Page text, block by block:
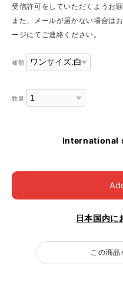
受信許可をしていただくようお願
また、メールが届かない場合は
ージにてご連絡ください。
種類
数量
International
日本国内に
この商